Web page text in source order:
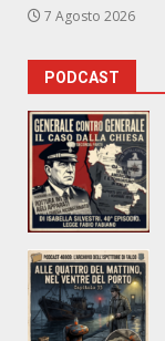
7 Agosto 2026
PODCAST